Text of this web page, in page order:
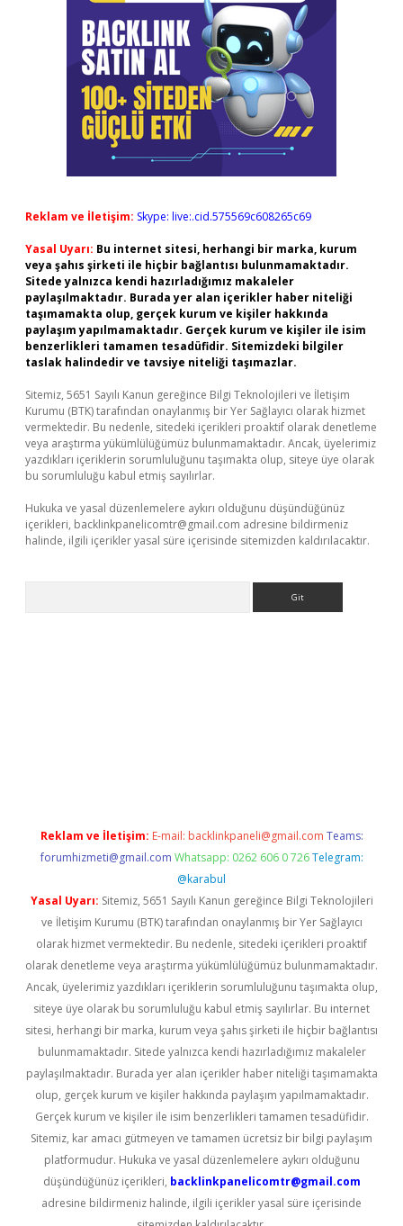
Reklam ve İletişim: Skype: live:.cid.575569c608265c69
Yasal Uyarı: Bu internet sitesi, herhangi bir marka, kurum
veya şahıs şirketi ile hiçbir bağlantısı bulunmamaktadır.
Sitede yalnızca kendi hazırladığımız makaleler
paylaşılmaktadır. Burada yer alan içerikler haber niteliği
taşımamakta olup, gerçek kurum ve kişiler hakkında
paylaşım yapılmamaktadır. Gerçek kurum ve kişiler ile isim
benzerlikleri tamamen tesadüfidir. Sitemizdeki bilgiler
taslak halindedir ve tavsiye niteliği taşımazlar.
Sitemiz, 5651 Sayılı Kanun gereğince Bilgi Teknolojileri ve İletişim
Kurumu (BTK) tarafından onaylanmış bir Yer Sağlayıcı olarak hizmet
vermektedir. Bu nedenle, sitedeki içerikleri proaktif olarak denetleme
veya araştırma yükümlülüğümüz bulunmamaktadır. Ancak, üyelerimiz
yazdıkları içeriklerin sorumluluğunu taşımakta olup, siteye üye olarak
bu sorumluluğu kabul etmiş sayılırlar.
Hukuka ve yasal düzenlemelere aykırı olduğunu düşündüğünüz
içerikleri, backlinkpanelicomtr@gmail.com adresine bildirmeniz
halinde, ilgili içerikler yasal süre içerisinde sitemizden kaldırılacaktır.
Reklam ve İletişim: E-mail: backlinkpaneli@gmail.com Teams:
forumhizmeti@gmail.com Whatsapp: 0262 606 0 726 Telegram:
@karabul
Yasal Uyarı: Sitemiz, 5651 Sayılı Kanun gereğince Bilgi Teknolojileri
ve İletişim Kurumu (BTK) tarafından onaylanmış bir Yer Sağlayıcı
olarak hizmet vermektedir. Bu nedenle, sitedeki içerikleri proaktif
olarak denetleme veya araştırma yükümlülüğümüz bulunmamaktadır.
Ancak, üyelerimiz yazdıkları içeriklerin sorumluluğunu taşımakta olup,
siteye üye olarak bu sorumluluğu kabul etmiş sayılırlar. Bu internet
sitesi, herhangi bir marka, kurum veya şahıs şirketi ile hiçbir bağlantısı
bulunmamaktadır. Sitede yalnızca kendi hazırladığımız makaleler
paylaşılmaktadır. Burada yer alan içerikler haber niteliği taşımamakta
olup, gerçek kurum ve kişiler hakkında paylaşım yapılmamaktadır.
Gerçek kurum ve kişiler ile isim benzerlikleri tamamen tesadüfidir.
Sitemiz, kar amacı gütmeyen ve tamamen ücretsiz bir bilgi paylaşım
platformudur. Hukuka ve yasal düzenlemelere aykırı olduğunu
düşündüğünüz içerikleri, backlinkpanelicomtr@gmail.com
adresine bildirmeniz halinde, ilgili içerikler yasal süre içerisinde